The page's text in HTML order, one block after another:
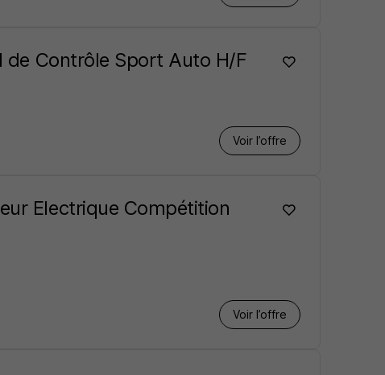
de Contrôle Sport Auto H/F
Voir l’offre
Electrique Compétition
Voir l’offre